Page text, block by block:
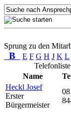
Sprung zu den
B E F G H J K L
Name
Heckl Josef
Erster
Bürgermeister